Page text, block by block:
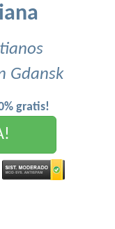
Gdansk
gratis!